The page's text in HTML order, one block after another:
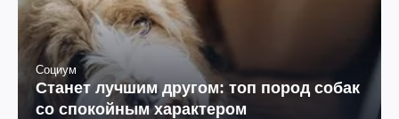
Социум
Станет лучшим другом: топ пород собак
со спокойным характером